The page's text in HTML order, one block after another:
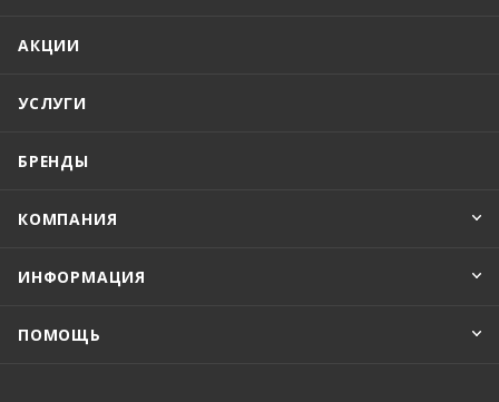
АКЦИИ
УСЛУГИ
БРЕНДЫ
КОМПАНИЯ
ИНФОРМАЦИЯ
ПОМОЩЬ